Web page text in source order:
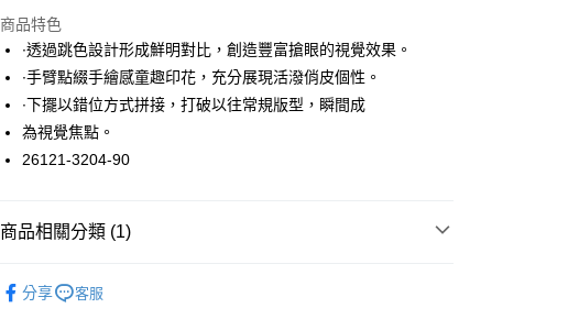
LINE Pay
Apple Pay
悠遊付
大哥付你分期
1.本服務由台灣大哥大提供，台灣大哥大用戶可立即使用無須另外申請。
完成交易。
ATM付款
運送方式
商品特色
∙透過跳色設計形成鮮明對比，創造豐富搶眼的視覺效果。
∙手臂點綴手繪感童趣印花，充分展現活潑俏皮個性。
∙下擺以錯位方式拼接，打破以往常規版型，瞬間成
為視覺焦點。
26121-3204-90
商品相關分類 (1)
分享
客服